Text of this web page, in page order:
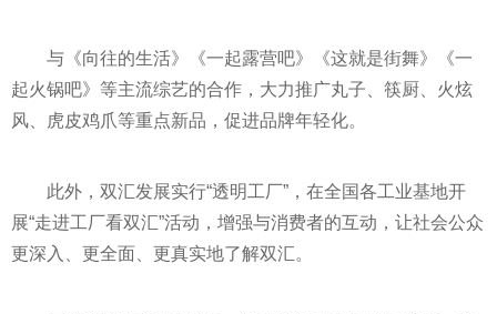
与《向往的生活》《一起露营吧》《这就是街舞》《一
起火锅吧》等主流综艺的合作，大力推广丸子、筷厨、火炫
风、虎皮鸡爪等重点新品，促进品牌年轻化。
此外，双汇发展实行“透明工厂”，在全国各工业基地开
展“走进工厂看双汇”活动，增强与消费者的互动，让社会公众
更深入、更全面、更真实地了解双汇。